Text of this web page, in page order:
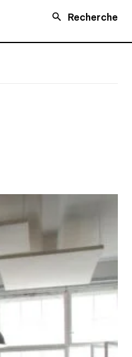
Recherche